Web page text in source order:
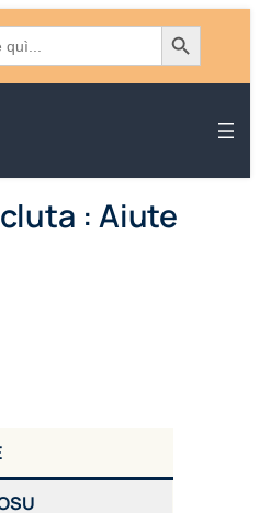
Search Button
: Aiute